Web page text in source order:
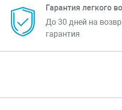
Гарантия легкого
До 30 дней на
гарантия